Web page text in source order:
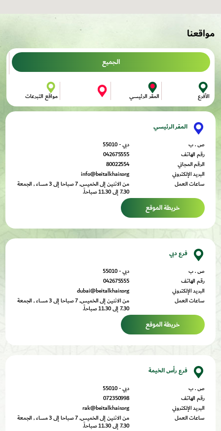
مواقعنا
الجميع
الأفرع المقر الرئيسي مواقع التبرعات
المقر الرئيسي
ص . ب
دبي - 55010
رقم الهاتف
042675555
الرقم المجاني
80022554
البريد الإلكتروني
info@beitalkhair.org
ساعات العمل
من الاثنين إلى الخميس, 7 صباحا إلى 3 مساء , الجمعة
7.30 إلى 11.30 صباحاً.
خريطة الموقع
فرع دبي
ص . ب
دبي - 55010
رقم الهاتف
042675555
البريد الإلكتروني
dubai@beitalkhair.org
ساعات العمل
من الاثنين إلى الخميس, 7 صباحا إلى 3 مساء , الجمعة
7.30 إلى 11.30 صباحاً.
خريطة الموقع
فرع رأس الخيمة
ص . ب
دبي - 55010
رقم الهاتف
072350998
البريد الإلكتروني
rak@beitalkhair.org
ساعات العمل
من الاثنين إلى الخميس, 7 صباحا إلى 3 مساء , الجمعة
7.30 إلى 11.30 صباحاً.